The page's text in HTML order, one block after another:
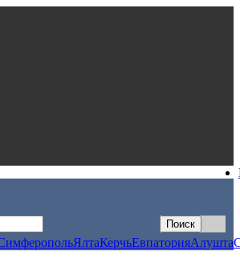
ЯлтаКерчьЕвпаторияАлушта